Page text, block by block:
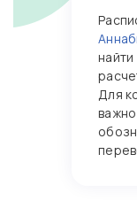
Для